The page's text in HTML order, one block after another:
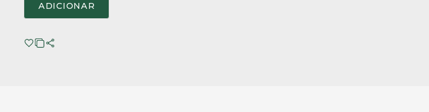
ADICIONAR